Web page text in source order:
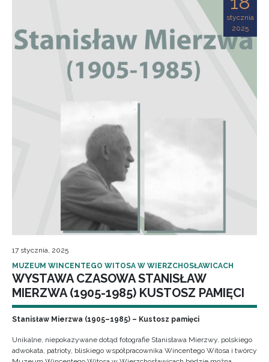
stycznia
2025
17 stycznia, 2025
MUZEUM WINCENTEGO WITOSA W WIERZCHOSŁAWICACH
WYSTAWA CZASOWA STANISŁAW
MIERZWA (1905-1985) KUSTOSZ PAMIĘCI
Stanisław Mierzwa (1905–1985) – Kustosz pamięci
Unikalne, niepokazywane dotąd fotografie Stanisława Mierzwy, polskiego
adwokata, patrioty, bliskiego współpracownika Wincentego Witosa i twórcy